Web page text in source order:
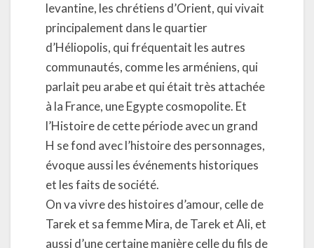
levantine, les chrétiens d’Orient, qui vivait
principalement dans le quartier
d’Héliopolis, qui fréquentait les autres
communautés, comme les arméniens, qui
parlait peu arabe et qui était très attachée
à la France, une Egypte cosmopolite. Et
l’Histoire de cette période avec un grand
H se fond avec l’histoire des personnages,
évoque aussi les événements historiques
et les faits de société.
On va vivre des histoires d’amour, celle de
Tarek et sa femme Mira, de Tarek et Ali, et
aussi d’une certaine manière celle du fils de